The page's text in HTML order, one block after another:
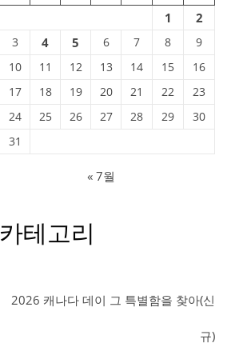
1 2
3 4 5 6 7 8
9
10
11 12 13 14 15
16
17
18 19 20 21 22
23
24
25 26 27 28 29
30
31
« 7월
카테고리
2026 캐나다 데이 그 특별함을 찾아(신
규)